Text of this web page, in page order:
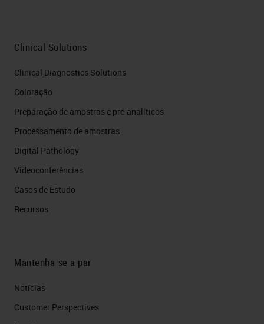
Clinical Solutions
Clinical Diagnostics Solutions
Coloração
Preparação de amostras e pré-analíticos
Processamento de amostras
Digital Pathology
Videoconferências
Casos de Estudo
Recursos
Mantenha-se a par
Notícias
Customer Perspectives​